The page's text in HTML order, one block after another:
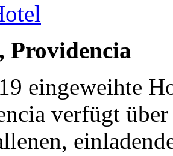
Providencia
eingeweihte
verfügt